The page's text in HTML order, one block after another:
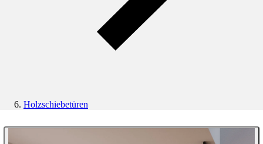
Holzschiebetüren